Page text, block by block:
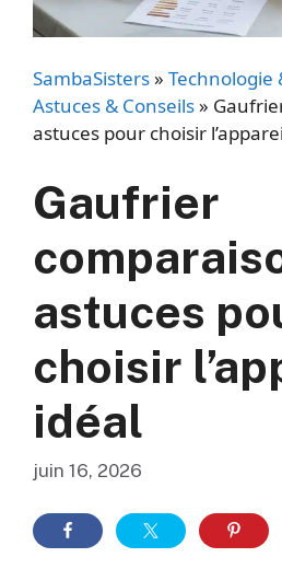
SambaSisters» Technologie
Astuces & Conseils»
astuces pour choisir
Gaufrier
astuces
choisir
idéal
juin 16, 2026